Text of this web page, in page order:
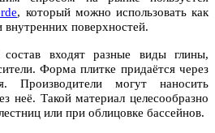
, который можно использовать как
внутренних поверхностей.
состав входят разные виды глины,
Форма плитке придаётся через
Производители могут наносить
неё. Такой материал целесообразно
или при облицовке бассейнов.